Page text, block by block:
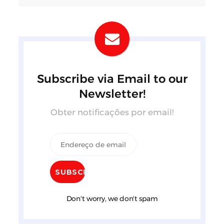
Subscribe via Email to our
Newsletter!
Obter notificações por email!
Don't worry, we don't spam